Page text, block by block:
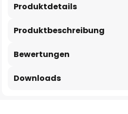
Produktbeschreibung
Produktdetails
Bewertungen
Downloads